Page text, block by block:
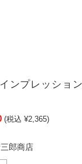
プレッショ
(税込 ¥2,365)
郎商店